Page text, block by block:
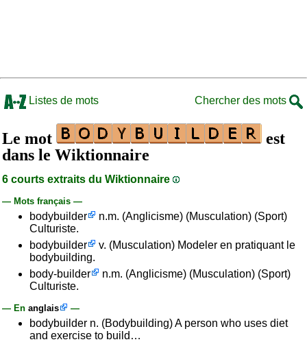
Listes de mots Chercher des mots
Le mot
est
dans le Wiktionnaire
6 courts extraits du Wiktionnaire
— Mots français —
bodybuilder
n.m. (Anglicisme) (Musculation) (Sport)
Culturiste.
bodybuilder
v. (Musculation) Modeler en pratiquant le
bodybuilding.
body-builder
n.m. (Anglicisme) (Musculation) (Sport)
Culturiste.
— En anglais —
bodybuilder n. (Bodybuilding) A person who uses diet
and exercise to build…